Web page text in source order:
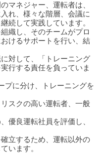
マネジャー、運転者は、
れ、様々な階層、会議に
続して実践しています。
織し、そのチームがプロ
けるサポートを行い、結
対して、「トレーニング
行する責任を負っていま
プに分け、トレーニングを
スクの高い運転者、一般
優良運転社員を評価し、
立するため、運転以外の
います。